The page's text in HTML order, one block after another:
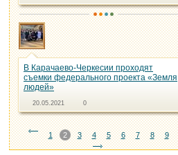
В Карачаево-Черкесии проходят
съемки федерального проекта «Земля
людей»
20.05.2021 0
1 2 3 4 5 6 7 8 9